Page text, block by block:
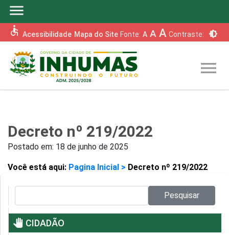
menu
accessible Acessibilidade Mapa do Site Fonte: A A A Contraste: brightness_6
menu
Decreto nº 219/2022
Postado em: 18 de junho de 2025
Você está aqui: Pagina Inicial > Decreto nº 219/2022
Pesquisar
pan_tool CIDADÃO